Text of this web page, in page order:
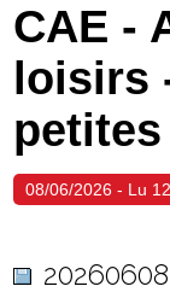
Economie
Services
Contacts
CAE -
loisirs
08/06/2026 - Lu